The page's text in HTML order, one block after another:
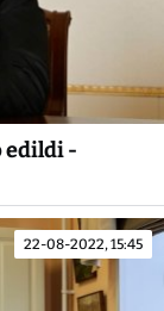
edildi -
22-08-2022, 15:45